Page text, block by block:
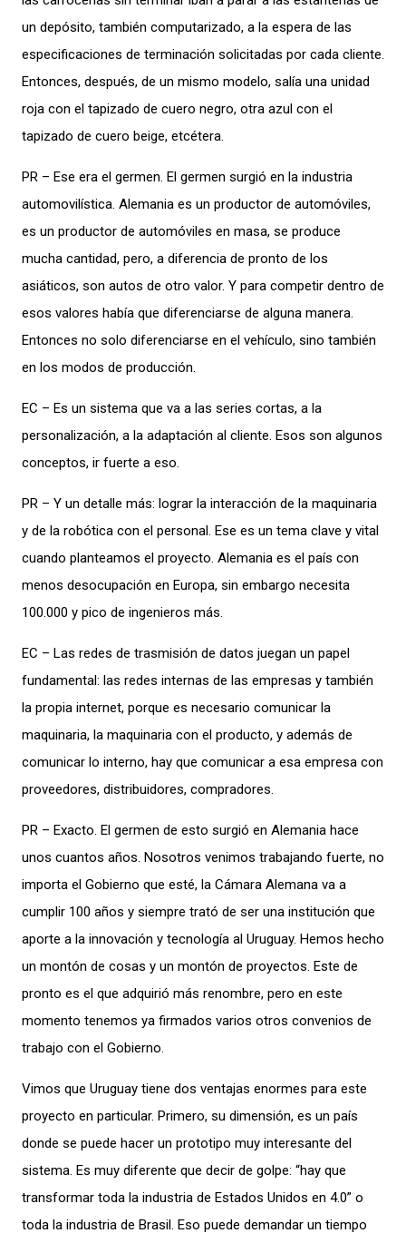
un depósito, también computarizado, a la espera de las
especificaciones de terminación solicitadas por cada cliente.
Entonces, después, de un mismo modelo, salía una unidad
roja con el tapizado de cuero negro, otra azul con el
tapizado de cuero beige, etcétera.
PR – Ese era el germen. El germen surgió en la industria
automovilística. Alemania es un productor de automóviles,
es un productor de automóviles en masa, se produce
mucha cantidad, pero, a diferencia de pronto de los
asiáticos, son autos de otro valor. Y para competir dentro de
esos valores había que diferenciarse de alguna manera.
Entonces no solo diferenciarse en el vehículo, sino también
en los modos de producción.
EC – Es un sistema que va a las series cortas, a la
personalización, a la adaptación al cliente. Esos son algunos
conceptos, ir fuerte a eso.
PR – Y un detalle más: lograr la interacción de la maquinaria
y de la robótica con el personal. Ese es un tema clave y vital
cuando planteamos el proyecto. Alemania es el país con
menos desocupación en Europa, sin embargo necesita
100.000 y pico de ingenieros más.
EC – Las redes de trasmisión de datos juegan un papel
fundamental: las redes internas de las empresas y también
la propia internet, porque es necesario comunicar la
maquinaria, la maquinaria con el producto, y además de
comunicar lo interno, hay que comunicar a esa empresa con
proveedores, distribuidores, compradores.
PR – Exacto. El germen de esto surgió en Alemania hace
unos cuantos años. Nosotros venimos trabajando fuerte, no
importa el Gobierno que esté, la Cámara Alemana va a
cumplir 100 años y siempre trató de ser una institución que
aporte a la innovación y tecnología al Uruguay. Hemos hecho
un montón de cosas y un montón de proyectos. Este de
pronto es el que adquirió más renombre, pero en este
momento tenemos ya firmados varios otros convenios de
trabajo con el Gobierno.
Vimos que Uruguay tiene dos ventajas enormes para este
proyecto en particular. Primero, su dimensión, es un país
donde se puede hacer un prototipo muy interesante del
sistema. Es muy diferente que decir de golpe: “hay que
transformar toda la industria de Estados Unidos en 4.0” o
toda la industria de Brasil. Eso puede demandar un tiempo